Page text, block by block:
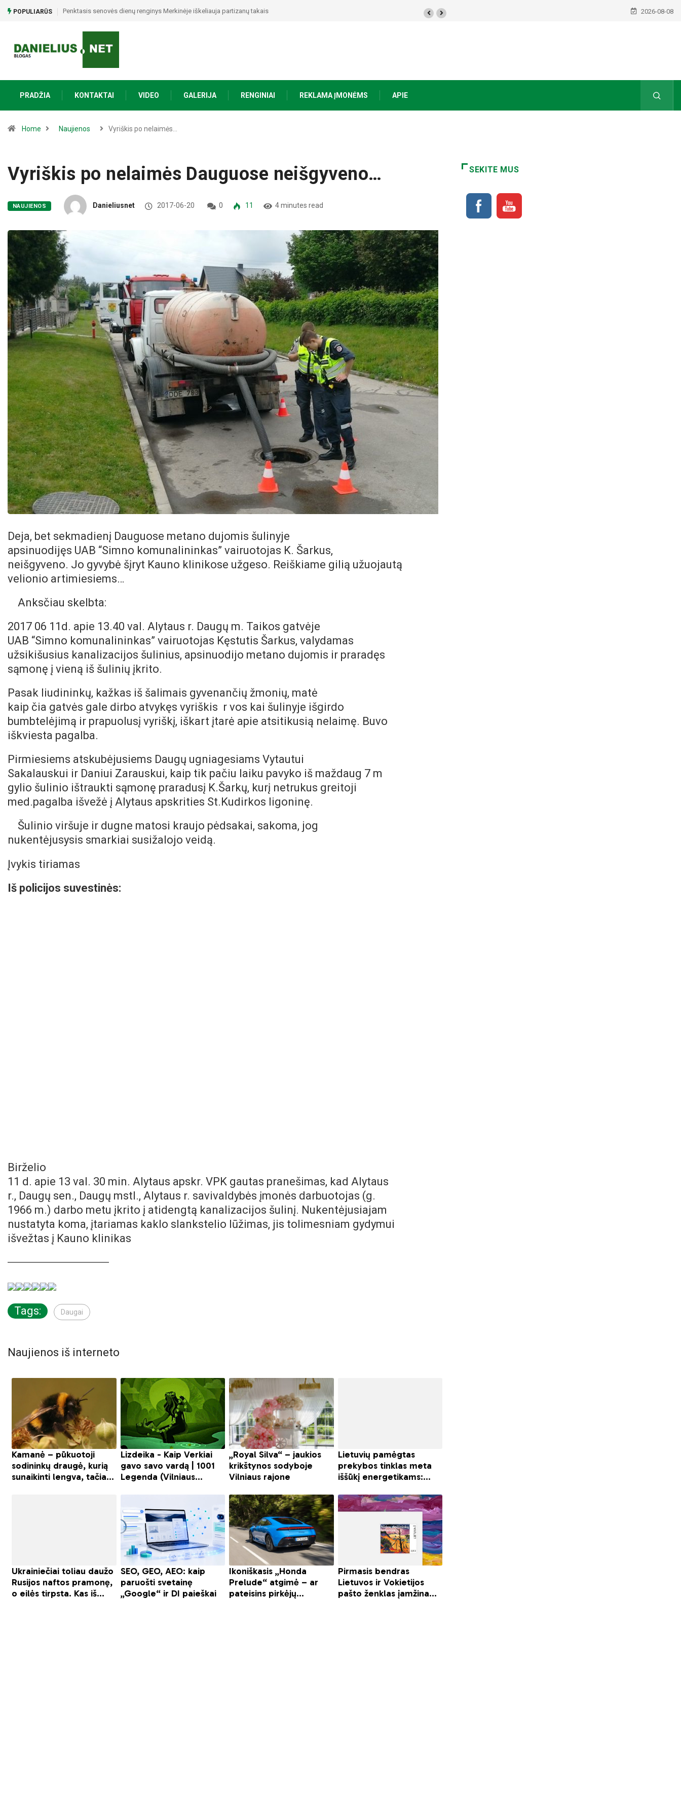
POPULIARŪS Alytiškė į namus atvykusiam nepažįstamajam atidavė 15 tūkst. eurų – policija pradėjo tyrimą 2026-08-08
PRADŽIA KONTAKTAI VIDEO GALERIJA RENGINIAI REKLAMA ĮMONĖMS APIE
Home Naujienos Vyriškis po nelaimės…
Vyriškis po nelaimės Dauguose neišgyveno…
NAUJIENOS Danieliusnet 2017-06-20 0 11 4 minutes read
Deja, bet sekmadienį Dauguose metano dujomis šulinyje
apsinuodijęs UAB “Simno komunalininkas” vairuotojas K. Šarkus,
neišgyveno. Jo gyvybė šįryt Kauno klinikose užgeso. Reiškiame gilią užuojautą
velionio artimiesiems…
Anksčiau skelbta:
2017 06 11d. apie 13.40 val. Alytaus r. Daugų m. Taikos gatvėje
UAB “Simno komunalininkas” vairuotojas Kęstutis Šarkus, valydamas
užsikišusius kanalizacijos šulinius, apsinuodijo metano dujomis ir praradęs
sąmonę į vieną iš šulinių įkrito.
Pasak liudininkų, kažkas iš šalimais gyvenančių žmonių, matė
kaip čia gatvės gale dirbo atvykęs vyriškis r vos kai šulinyje išgirdo
bumbtelėjimą ir prapuolusį vyriškį, iškart įtarė apie atsitikusią nelaimę. Buvo
iškviesta pagalba.
Pirmiesiems atskubėjusiems Daugų ugniagesiams Vytautui
Sakalauskui ir Daniui Zarauskui, kaip tik pačiu laiku pavyko iš maždaug 7 m
gylio šulinio ištraukti sąmonę praradusį K.Šarkų, kurį netrukus greitoji
med.pagalba išvežė į Alytaus apskrities St.Kudirkos ligoninę.
Šulinio viršuje ir dugne matosi kraujo pėdsakai, sakoma, jog
nukentėjusysis smarkiai susižalojo veidą.
Įvykis tiriamas
Iš policijos suvestinės:
Birželio
11 d. apie 13 val. 30 min. Alytaus apskr. VPK gautas pranešimas, kad Alytaus
r., Daugų sen., Daugų mstl., Alytaus r. savivaldybės įmonės darbuotojas (g.
1966 m.) darbo metu įkrito į atidengtą kanalizacijos šulinį. Nukentėjusiajam
nustatyta koma, įtariamas kaklo slankstelio lūžimas, jis tolimesniam gydymui
išvežtas į Kauno klinikas
Tags: Daugai
Naujienos iš interneto
SEKITE MUS